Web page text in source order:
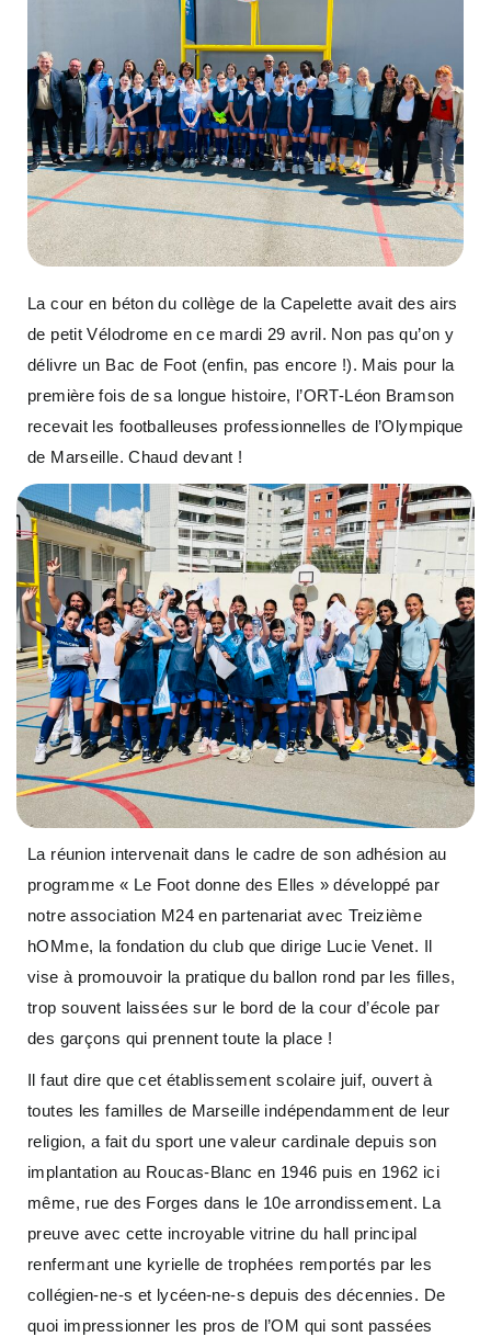
La cour en béton du collège de la Capelette avait des airs
de petit Vélodrome en ce mardi 29 avril. Non pas qu’on y
délivre un Bac de Foot (enfin, pas encore !). Mais pour la
première fois de sa longue histoire, l’ORT-Léon Bramson
recevait les footballeuses professionnelles de l’Olympique
de Marseille. Chaud devant !
La réunion intervenait dans le cadre de son adhésion au
programme « Le Foot donne des Elles » développé par
notre association M24 en partenariat avec Treizième
hOMme, la fondation du club que dirige Lucie Venet. Il
vise à promouvoir la pratique du ballon rond par les filles,
trop souvent laissées sur le bord de la cour d’école par
des garçons qui prennent toute la place !
Il faut dire que cet établissement scolaire juif, ouvert à
toutes les familles de Marseille indépendamment de leur
religion, a fait du sport une valeur cardinale depuis son
implantation au Roucas-Blanc en 1946 puis en 1962 ici
même, rue des Forges dans le 10e arrondissement. La
preuve avec cette incroyable vitrine du hall principal
renfermant une kyrielle de trophées remportés par les
collégien-ne-s et lycéen-ne-s depuis des décennies. De
quoi impressionner les pros de l’OM qui sont passées